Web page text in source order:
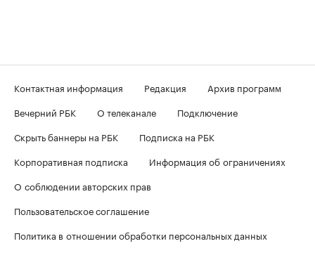
Контактная информация Редакция
Архив программ
Вечерний РБК
О телеканале
Подключение
Скрыть баннеры на РБК
Подписка на РБК
Корпоративная подписка
Информация об ограничениях
О соблюдении авторских прав
Пользовательское соглашение
Политика в отношении обработки персональных данных